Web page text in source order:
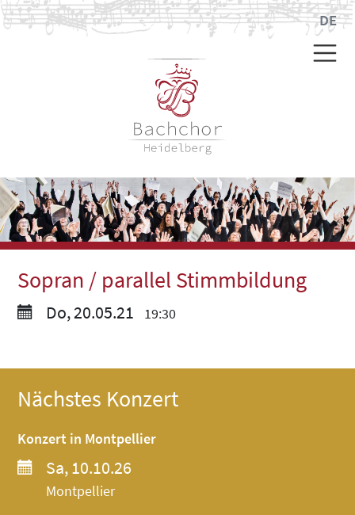
DE
Sopran / parallel Stimmbildung
Do, 20.05.21 19:30
Nächstes Konzert
Konzert in Montpellier
Sa, 10.10.26
Montpellier